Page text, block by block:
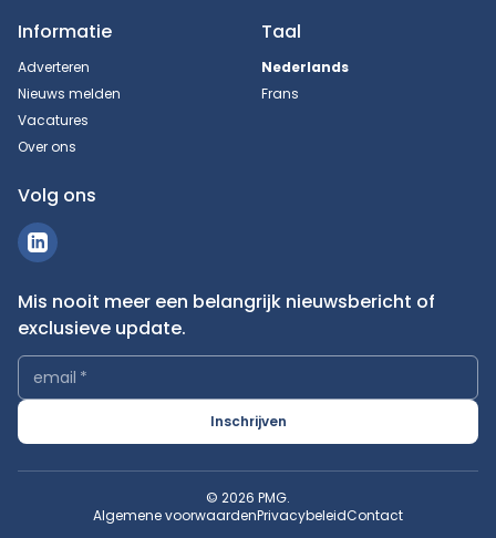
Informatie
Adverteren
Nieuws melden
Vacatures
Over ons
Taal
Nederlands
Frans
Volg ons
Mis nooit meer een belangrijk nieuwsbericht of
exclusieve update.
email *
Inschrijven
© 2026 PMG.
Algemene voorwaardenPrivacybeleidContact